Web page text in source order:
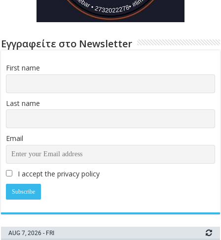
Εγγραφείτε στο Newsletter
First name
Last name
Email
I accept the privacy policy
AUG 7, 2026 - FRI